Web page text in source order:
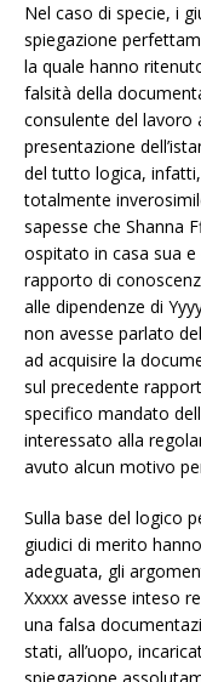
Nel caso di specie, i
spiegazione
la quale hanno
falsità della
consulente del lavoro
presentazione
del tutto logica,
totalmente
sapesse che Shanna
ospitato in casa sua
rapporto di
alle dipendenze di
non avesse parlato
ad acquisire la
sul precedente
specifico mandato
interessato alla
avuto alcun motivo
Sulla base del logico
giudici di merito
adeguata, gli
Xxxxx avesse inteso
una falsa
stati, all’uopo,